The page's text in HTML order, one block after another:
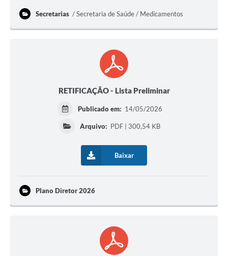
Secretarias Secretaria de Saúde / Medicamentos
RETIFICAÇÃO - Lista Preliminar
Publicado em: 14/05/2026
Arquivo: PDF | 300,54 KB
Baixar
Plano Diretor 2026